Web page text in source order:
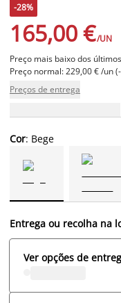
-28%
165,00 €/UN
Preço mais baixo dos
Preço normal: 229,00 € /un
Preços de entrega
Cor: Bege
Entrega ou recolha na
Ver opções de